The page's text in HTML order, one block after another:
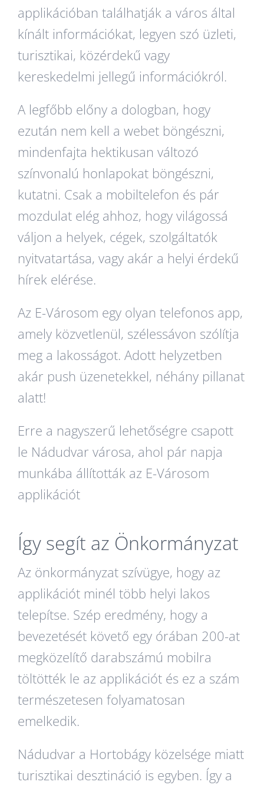
applikációban találhatják a város által
kínált információkat, legyen szó üzleti,
turisztikai, közérdekű vagy
kereskedelmi jellegű információkról.
A legfőbb előny a dologban, hogy
ezután nem kell a webet böngészni,
mindenfajta hektikusan változó
színvonalú honlapokat böngészni,
kutatni. Csak a mobiltelefon és pár
mozdulat elég ahhoz, hogy világossá
váljon a helyek, cégek, szolgáltatók
nyitvatartása, vagy akár a helyi érdekű
hírek elérése.
Az E-Városom egy olyan telefonos app,
amely közvetlenül, szélessávon szólítja
meg a lakosságot. Adott helyzetben
akár push üzenetekkel, néhány pillanat
alatt!
Erre a nagyszerű lehetőségre csapott
le Nádudvar városa, ahol pár napja
munkába állították az E-Városom
applikációt
Így segít az Önkormányzat
Az önkormányzat szívügye, hogy az
applikációt minél több helyi lakos
telepítse. Szép eredmény, hogy a
bevezetését követő egy órában 200-at
megközelítő darabszámú mobilra
töltötték le az applikációt és ez a szám
természetesen folyamatosan
emelkedik.
Nádudvar a Hortobágy közelsége miatt
turisztikai desztináció is egyben. Így a